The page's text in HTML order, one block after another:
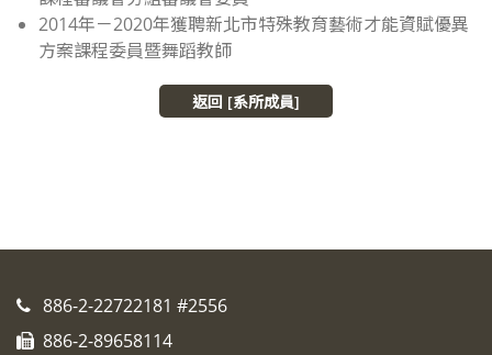
2014年－2020年獲聘新北市特殊教育藝術才能資賦優異
方案課程委員暨舞蹈教師
返回 [系所成員]
886-2-22722181 #2556
886-2-89658114